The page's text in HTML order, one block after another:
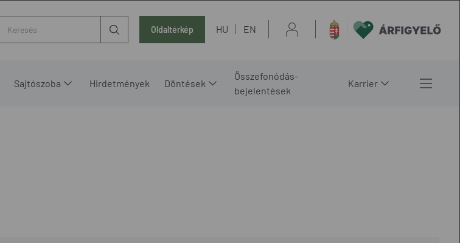
Oldaltérkép HU EN
Sajtószoba Hirdetmények Döntések
Összefonódás-
bejelentések
Karrier